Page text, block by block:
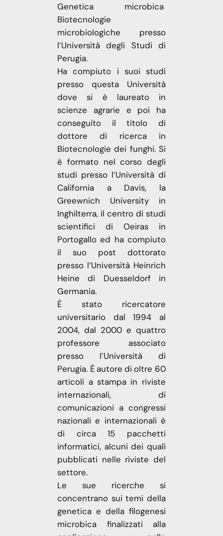
Genetica microbica
Biotecnologie
microbiologiche presso
l’Università degli Studi di
Perugia.
Ha compiuto i suoi studi
presso questa Università
dove si è laureato in
scienze agrarie e poi ha
conseguito il titolo di
dottore di ricerca in
Biotecnologie dei funghi. Si
è formato nel corso degli
studi presso l’Università di
California a Davis, la
Greewnich University in
Inghilterra, il centro di studi
scientifici di Oeiras in
Portogallo ed ha compiuto
il suo post dottorato
presso l’Università Heinrich
Heine di Duesseldorf in
Germania.
È stato ricercatore
universitario dal 1994 al
2004, dal 2000 e quattro
professore associato
presso l’Università di
Perugia. È autore di oltre 60
articoli a stampa in riviste
internazionali, di
comunicazioni a congressi
nazionali e internazionali è
di circa 15 pacchetti
informatici, alcuni dei quali
pubblicati nelle riviste del
settore.
Le sue ricerche si
concentrano sui temi della
genetica e della filogenesi
microbica finalizzati alla